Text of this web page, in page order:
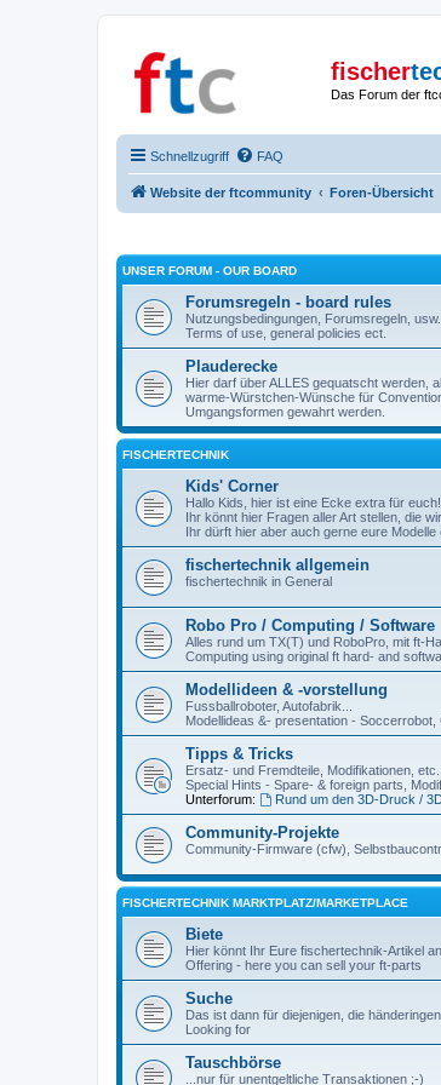
fischer
Das Forum der
Schnellzugriff FAQ
Website der ftcommunity Foren-Übersicht
UNSER FORUM - OUR BOARD
Forumsregeln - board rules
Nutzungsbedingungen, Forumsregeln, usw.
Terms of use, general policies ect.
Plauderecke
Hier darf über ALLES gequatscht werden,
warme-Würstchen-Wünsche für
Umgangsformen gewahrt werden.
FISCHERTECHNIK
Kids' Corner
Hallo Kids, hier ist eine Ecke extra für euch!
Ihr könnt hier Fragen aller Art stellen, die
Ihr dürft hier aber auch gerne eure
fischertechnik allgemein
fischertechnik in General
Robo Pro / Computing / Software
Alles rund um TX(T) und RoboPro, mit ft-
Computing using original ft hard- and
Modellideen & -vorstellung
Fussballroboter, Autofabrik...
Modellideas &- presentation - Soccerrobot,
Tipps & Tricks
Ersatz- und Fremdteile, Modifikationen, etc.
Special Hints - Spare- & foreign parts,
Unterforum:
Rund um den 3D-Druck /
Community-Projekte
Community-Firmware (cfw),
FISCHERTECHNIK MARKTPLATZ/MARKETPLACE
Biete
Hier könnt Ihr Eure fischertechnik-Artikel
Offering - here you can sell your ft-parts
Suche
Das ist dann für diejenigen, die
Looking for
Tauschbörse
...nur für unentgeltliche Transaktionen ;-)